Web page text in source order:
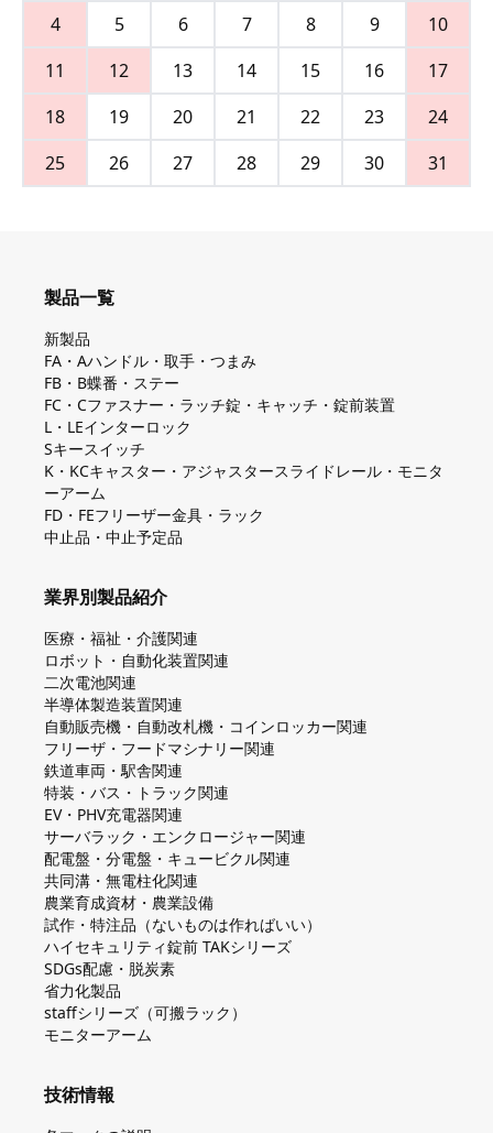
4
5 6 7 8 9
10
11
12 13 14 15 16
17
18
19 20 21 22 23
24
25
26 27 28 29 30 31
製品一覧
新製品
FA・Aハンドル・取手・つまみ
FB・B蝶番・ステー
FC・Cファスナー・ラッチ錠・キャッチ・錠前装置
L・LEインターロック
Sキースイッチ
K・KCキャスター・アジャスタースライドレール・モニタ
ーアーム
FD・FEフリーザー金具・ラック
中止品・中止予定品
業界別製品紹介
医療・福祉・介護関連
ロボット・自動化装置関連
二次電池関連
半導体製造装置関連
自動販売機・自動改札機・コインロッカー関連
フリーザ・フードマシナリー関連
鉄道車両・駅舎関連
特装・バス・トラック関連
EV・PHV充電器関連
サーバラック・エンクロージャー関連
配電盤・分電盤・キュービクル関連
共同溝・無電柱化関連
農業育成資材・農業設備
試作・特注品（ないものは作ればいい）
ハイセキュリティ錠前 TAKシリーズ
SDGs配慮・脱炭素
省力化製品
staffシリーズ（可搬ラック）
モニターアーム
技術情報